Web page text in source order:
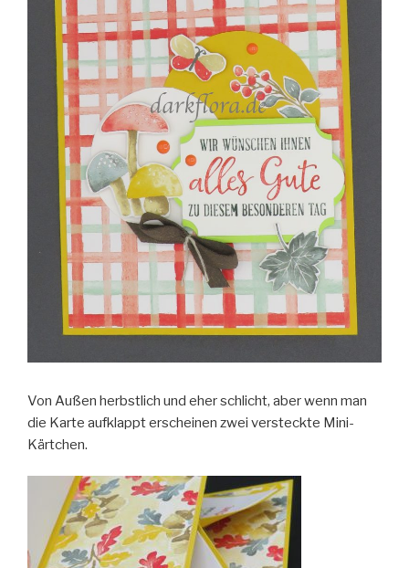
Von Außen herbstlich und eher schlicht, aber wenn man
die Karte aufklappt erscheinen zwei versteckte Mini-
Kärtchen.